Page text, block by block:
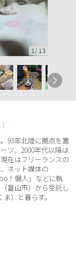
1 / 13
93年北陸に拠点を置
ツ、2000年代以降は
在はフリーランスの
ネット媒体の
！個人」などに執
富山市）から受託し
）と暮らす。